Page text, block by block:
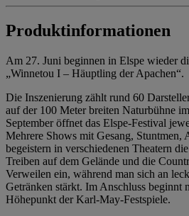
Produktinformationen
Am 27. Juni beginnen in Elspe wieder
„Winnetou I – Häuptling der Apachen“.
Die Inszenierung zählt rund 60
auf der 100 Meter breiten Naturbühne
September öffnet das Elspe-Festival
Mehrere Shows mit Gesang, Stuntmen,
begeistern in verschiedenen Theatern
Treiben auf dem Gelände und die
Verweilen ein, während man sich an
Getränken stärkt. Im Anschluss beginnt
Höhepunkt der Karl-May-Festspiele.